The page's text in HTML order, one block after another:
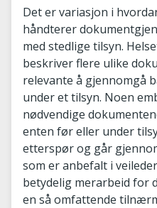
Det er variasjon i
håndterer
med stedlige tilsyn.
beskriver flere ulike
relevante å gjennomgå
under et tilsyn. Noen
nødvendige
enten før eller under
etterspør og går
som er anbefalt i
betydelig merarbeid for
en så omfattende